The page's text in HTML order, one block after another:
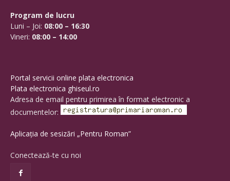
Program de lucru
Luni – Joi: 08:00 – 16:30
Vineri: 08:00 – 14:00
Portal servicii online plata electronica
Plata electronica ghiseul.ro
Adresa de email pentru primirea în format electronic a
documentelor:
Aplicația de sesizări „Pentru Roman”
Conectează-te cu noi